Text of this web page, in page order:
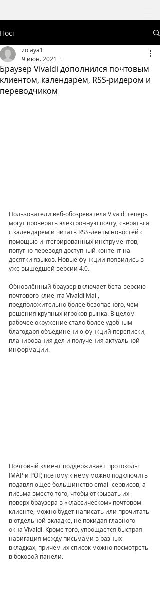
Пост
Браузер Vivaldi дополнился почтовым
клиентом, календарём, RSS-ридером и
переводчиком
zolaya1
9 июн. 2021 г.
Пользователи веб-обозревателя Vivaldi теперь
могут проверять электронную почту, сверяться
с календарём и читать RSS-ленты новостей с
помощью интегрированных инструментов,
попутно переводя доступный контент на
десятки языков. Новые функции появились в
уже вышедшей версии 4.0.
Обновлённый браузер включает бета-версию
почтового клиента Vivaldi Mail,
предположительно более безопасного, чем
решения крупных игроков рынка. В целом
рабочее окружение стало более удобным
благодаря объединению функций переписки,
планирования дел и получения актуальной
информации.
Почтовый клиент поддерживает протоколы
IMAP и POP, поэтому к нему можно подключить
подавляющее большинство email-сервисов, а
письма вместо того, чтобы открывать их
поверх браузера в «классическом» почтовом
клиенте, можно будет написать или прочитать
в отдельной вкладке, не покидая главного
окна Vivaldi. Кроме того, упрощается быстрая
навигация между письмами в разных
вкладках, причём их список можно посмотреть
в боковой панели.